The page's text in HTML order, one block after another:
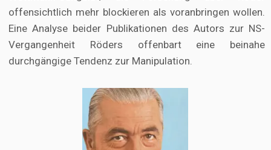
offensichtlich mehr blockieren als voranbringen wollen.
Eine Analyse beider Publikationen des Autors zur NS-
Vergangenheit Röders offenbart eine beinahe
durchgängige Tendenz zur Manipulation.